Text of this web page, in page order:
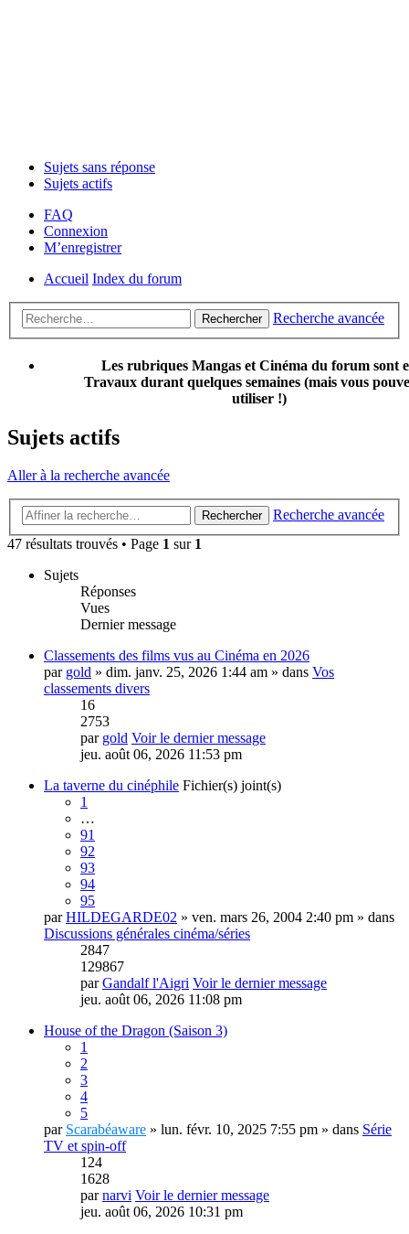
Sujets sans réponse
Sujets actifs
FAQ
Connexion
M’enregistrer
Accueil Index du forum
Rechercher Recherche avancée
Les rubriques Mangas et Cinéma du forum sont
Travaux durant quelques semaines (mais vous
utiliser !)
Sujets actifs
Aller à la recherche avancée
Rechercher
Recherche avancée
47 résultats trouvés • Page 1 sur 1
Sujets
Réponses
Vues
Dernier message
Classements des films vus au Cinéma en 2026
par gold » dim. janv. 25, 2026 1:44 am » dans Vos
classements divers
16
2753
par gold Voir le dernier message
jeu. août 06, 2026 11:53 pm
La taverne du cinéphile Fichier(s) joint(s)
1
…
91
92
93
94
95
parHILDEGARDE02 » ven. mars 26, 2004 2:40 pm » dans
Discussions générales cinéma/séries
2847
129867
parGandalf l'Aigri Voir le dernier message
jeu. août 06, 2026 11:08 pm
House of the Dragon (Saison 3)
1
2
3
4
5
par Scarabéaware » lun. févr. 10, 2025 7:55 pm » dans Série
TV et spin-off
124
1628
parnarvi Voir le dernier message
jeu. août 06, 2026 10:31 pm